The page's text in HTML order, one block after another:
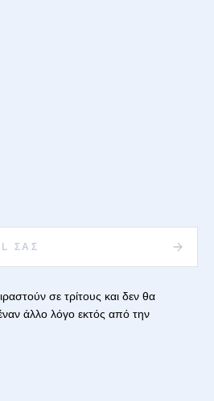
σε τρίτους και δεν θα
άλλο λόγο εκτός από την